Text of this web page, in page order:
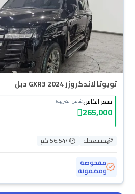
تويوتا لاندكروزر GXR3 2024 دبل
سعر الكاش(شامل الضريبة)
265,000
مستعملة
56,544 كم
مفحوصة
ومضمونة